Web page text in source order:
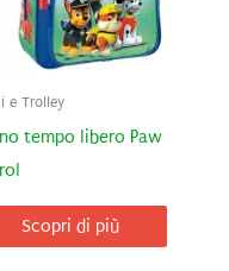
e Trolley
tempo libero Paw
Scopri di più